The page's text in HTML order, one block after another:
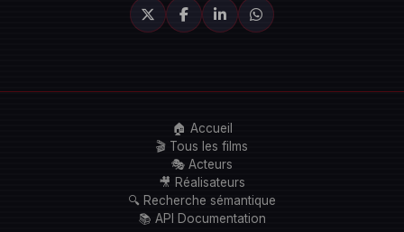
🏠 Accueil
🎬 Tous les films
🎭 Acteurs
🎥 Réalisateurs
🔍 Recherche sémantique
📚 API Documentation